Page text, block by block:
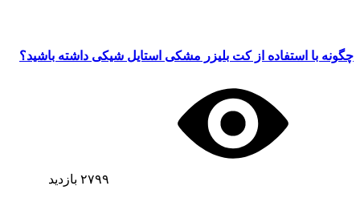
چگونه با استفاده از کت بلیزر مشکی استایل شیکی داشته باشید؟
۲۷۹۹ بازدید